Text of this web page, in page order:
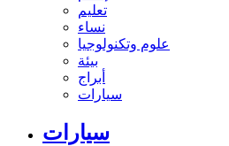
تعليم
نساء
علوم وتكنولوجيا
بيئة
أبراج
سيارات
سيارات